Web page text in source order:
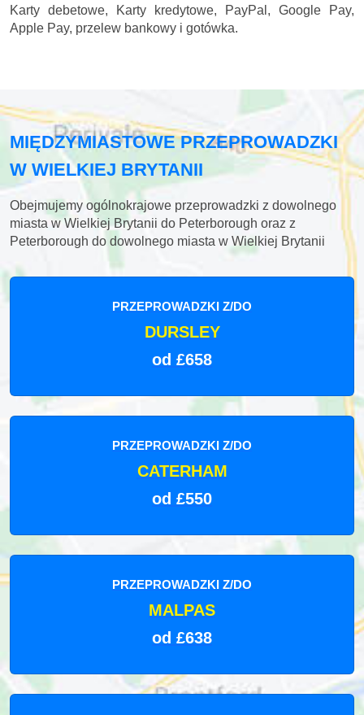
Karty debetowe, Karty kredytowe, PayPal, Google Pay,
Apple Pay, przelew bankowy i gotówka.
MIĘDZYMIASTOWE PRZEPROWADZKI
W WIELKIEJ BRYTANII
Obejmujemy ogólnokrajowe przeprowadzki z dowolnego
miasta w Wielkiej Brytanii do Peterborough oraz z
Peterborough do dowolnego miasta w Wielkiej Brytanii
PRZEPROWADZKI Z/DO
DURSLEY
od £658
PRZEPROWADZKI Z/DO
CATERHAM
od £550
PRZEPROWADZKI Z/DO
MALPAS
od £638